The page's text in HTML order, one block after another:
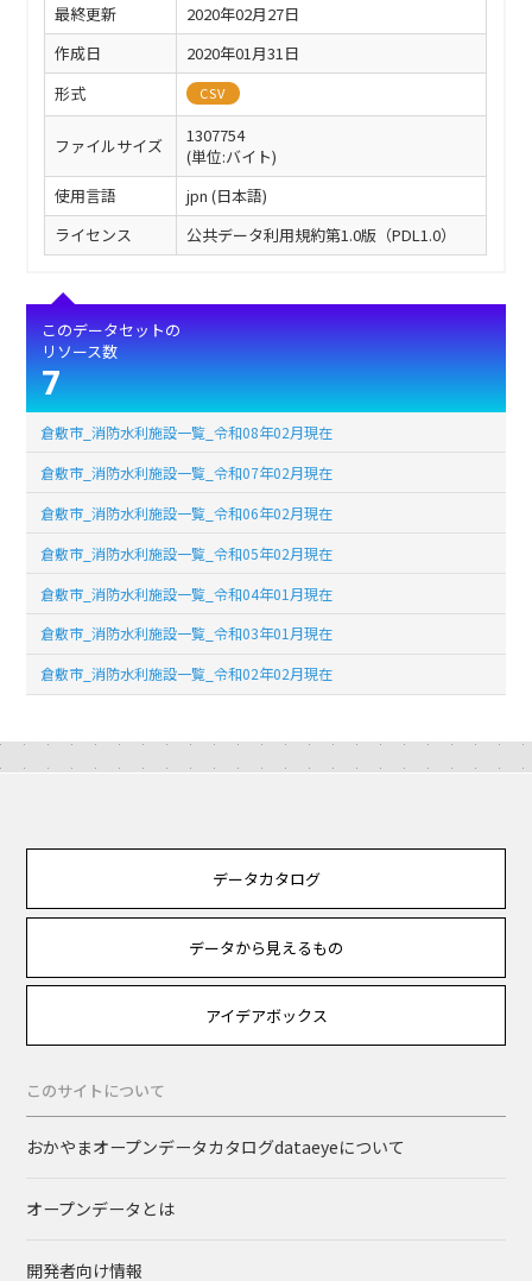
最終更新
2020年02月27日
作成日
2020年01月31日
形式
CSV
ファイルサイズ
1307754
(単位:バイト)
使用言語
jpn (日本語)
ライセンス
公共データ利用規約第1.0版（PDL1.0）
このデータセットの
リソース数
7
倉敷市_消防水利施設一覧_令和08年02月現在
倉敷市_消防水利施設一覧_令和07年02月現在
倉敷市_消防水利施設一覧_令和06年02月現在
倉敷市_消防水利施設一覧_令和05年02月現在
倉敷市_消防水利施設一覧_令和04年01月現在
倉敷市_消防水利施設一覧_令和03年01月現在
倉敷市_消防水利施設一覧_令和02年02月現在
データカタログ
データから見えるもの
アイデアボックス
このサイトについて
おかやまオープンデータカタログdataeyeについて
オープンデータとは
開発者向け情報